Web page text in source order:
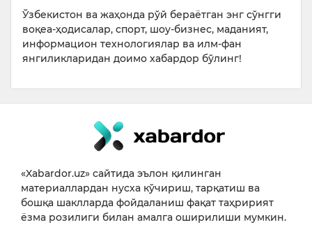
Ўзбекистон ва жаҳонда рўй бераётган энг сўнгги
воқеа-ҳодисалар, спорт, шоу-бизнес, маданият,
информацион технологиялар ва илм-фан
янгиликларидан доимо хабардор бўлинг!
«Xabardor.uz» сайтида эълон қилинган
материаллардан нусха кўчириш, тарқатиш ва
бошқа шаклларда фойдаланиш фақат таҳририят
ёзма розилиги билан амалга оширилиши мумкин.